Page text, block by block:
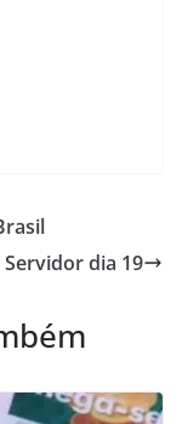
dia 19